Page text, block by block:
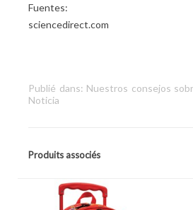
Fuentes:
sciencedirect.com
Publié dans: Nuestros consejos
Noticia
Produits associés